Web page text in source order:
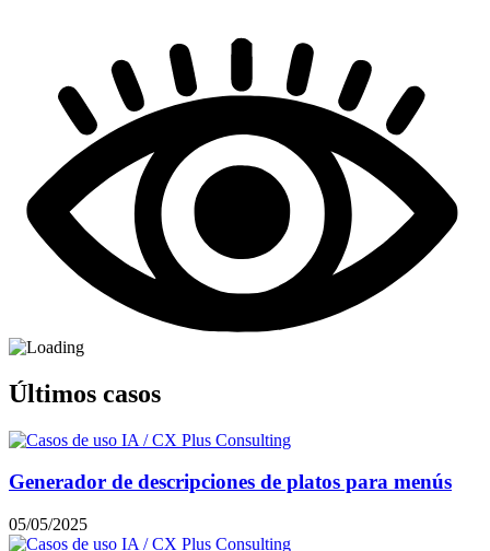
Últimos casos
Generador de descripciones de platos para menús
05/05/2025